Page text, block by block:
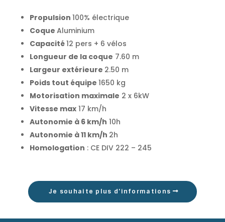
Propulsion 100% électrique
Coque Aluminium
Capacité12 pers + 6 vélos
Longueur de la coque 7.60 m
Largeur extérieure 2.50 m
Poids tout équipe 1650 kg
Motorisation maximale 2 x 6kW
Vitesse max 17 km/h
Autonomie à 6 km/h 10h
Autonomie à 11 km/h 2h
Homologation : CE DIV 222 – 245
Je souhaite plus d'informations